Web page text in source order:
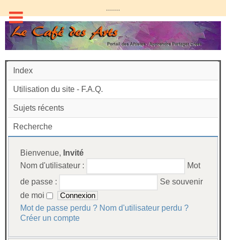
.......
Index
Utilisation du site - F.A.Q.
Sujets récents
Recherche
Bienvenue, Invité
Nom d'utilisateur :
Mot
de passe :
Se souvenir
de moi
Mot de passe perdu ? Nom d'utilisateur perdu ?
Créer un compte